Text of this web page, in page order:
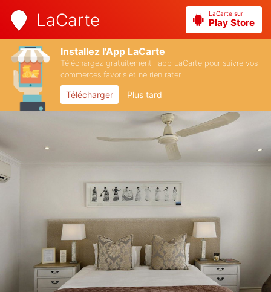
LaCarte LaCarte sur
Play Store
Installez l'App LaCarte
Téléchargez gratuitement l'app LaCarte pour suivre vos
commerces favoris et ne rien rater !
Télécharger Plus tard